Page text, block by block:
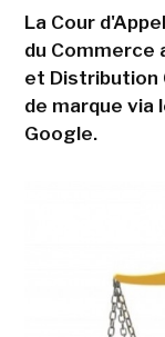
La Cour
du Commerce
et Distribution
de marque
Google.